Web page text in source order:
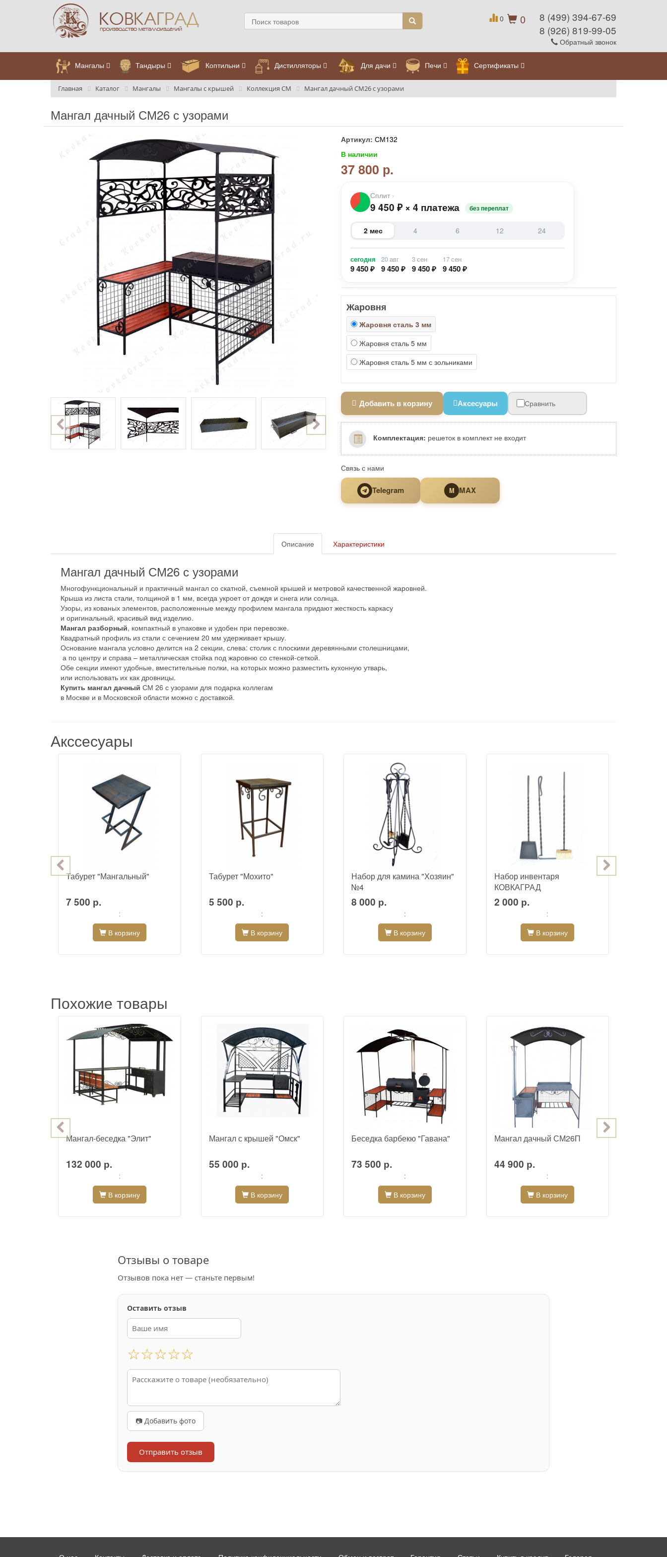
0
0
8 (499) 394-67-69
8 (926) 819-99-05
Обратный звонок
Мангалы Тандыры Коптильни Дистилляторы Для дачи Печи Сертификаты
Главная Каталог Мангалы Мангалы с крышей Коллекция СМ Мангал дачный СМ26 с узорами
Мангал дачный СМ26 с узорами
Артикул: СМ132
В наличии
37 800 р.
Сплит ›
9 450 ₽ × 4 платежа без переплат
2 мес 4 6 12 24
сегодня
9 450 ₽
20 авг
9 450 ₽
3 сен
9 450 ₽
17 сен
9 450 ₽
Жаровня
Жаровня сталь 3 мм
Жаровня сталь 5 мм
Жаровня сталь 5 мм с зольниками
Добавить в корзину Аксесуары Сравнить
Комплектация: решеток в комплект не входит
Связь с нами
Telegram M MAX
Описание Характеристики
Мангал дачный СМ26 с узорами
Многофункциональный и практичный мангал со скатной, съемной крышей и метровой качественной жаровней.
Крыша из листа стали, толщиной в 1 мм, всегда укроет от дождя и снега или солнца.
Узоры, из кованых элементов, расположенные между профилем мангала придают жесткость каркасу
и оригинальный, красивый вид изделию.
Мангал разборный, компактный в упаковке и удобен при перевозке.
Квадратный профиль из стали с сечением 20 мм удерживает крышу.
Основание мангала условно делится на 2 секции, слева: столик с плоскими деревянными столешницами,
а по центру и справа – металлическая стойка под жаровню со стенкой-сеткой.
Обе секции имеют удобные, вместительные полки, на которых можно разместить кухонную утварь,
или использовать их как дровницы.
Купить мангал дачный СМ 26 с узорами для подарка коллегам
в Москве и в Московской области можно с доставкой.
Акссесуары
Табурет "Мангальный"
7 500 р.
:
В корзину
Табурет "Мохито"
5 500 р.
:
В корзину
Набор для камина "Хозяин"
№4
8 000 р.
:
В корзину
Набор инвентаря
КОВКАГРАД
2 000 р.
:
В корзину
Похожие товары
Мангал-беседка "Элит"
132 000 р.
:
В корзину
Мангал с крышей "Омск"
55 000 р.
:
В корзину
Беседка барбекю "Гавана"
73 500 р.
:
В корзину
Мангал дачный СМ26П
44 900 р.
:
В корзину
Отзывы о товаре
Отзывов пока нет — станьте первым!
Оставить отзыв
☆☆☆☆☆
📷 Добавить фото
Отправить отзыв